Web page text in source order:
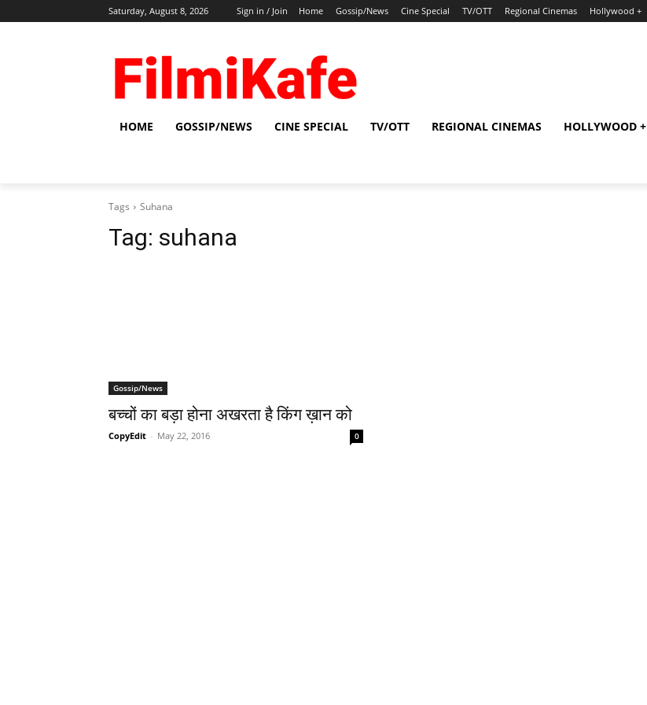
Saturday, August 8, 2026 Sign in / Join Home Gossip/News Cine Special TV/OTT Regional Cinemas Hollywood +
HOME GOSSIP/NEWS CINE SPECIAL TV/OTT REGIONAL CINEMAS HOLLYWOOD +
Tags Suhana
Tag: suhana
Gossip/News
बच्‍चों का बड़ा होना अखरता है किंग ख़ान को
CopyEdit - May 22, 2016 0